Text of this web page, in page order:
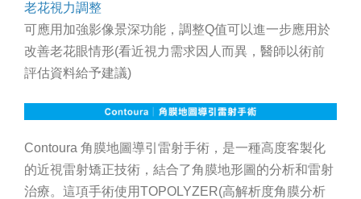
老花視力調整
可應用加強影像景深功能，調整Q值可以進一步應用於
改善老花眼情形(看近視力需求因人而異，醫師以術前
評估資料給予建議)
Contoura 角膜地圖導引雷射手術，是一種高度客製化
的近視雷射矯正技術，結合了角膜地形圖的分析和雷射
治療。這項手術使用TOPOLYZER(高解析度角膜分析